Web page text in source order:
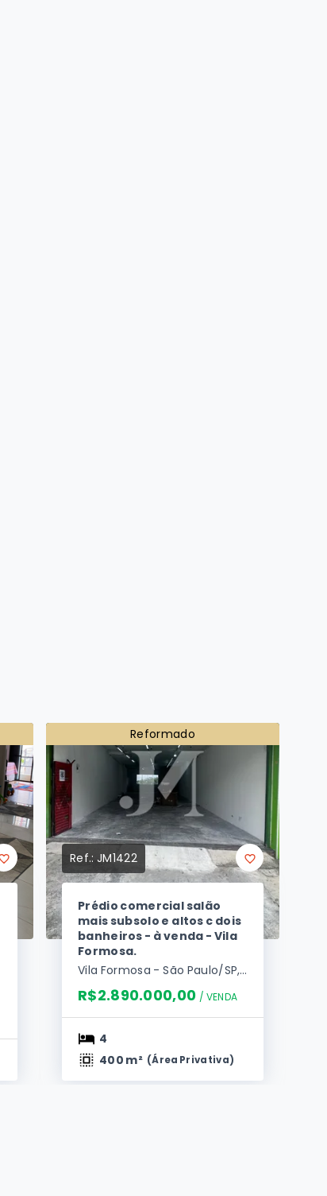
Reformado
Ref.:JM1422
Prédio comercial salão
mais subsolo e altos c dois
banheiros - à venda - Vila
Formosa.
Vila Formosa - São Paulo/SP, Zona Leste
R$2.890.000,00 / VENDA
4
400 m² (Área Privativa)